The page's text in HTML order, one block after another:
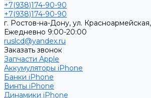
+7(938)174-90-90
+7(938)174-90-90
г. Ростов-на-Дону, ул.
Ежедневно 9:00-20:00
ruslcd@yandex.ru
Заказать звонок
Запчасти Apple
Аккумуляторы iPhone
Банки iPhone
Винты iPhone
Динамики iPhone